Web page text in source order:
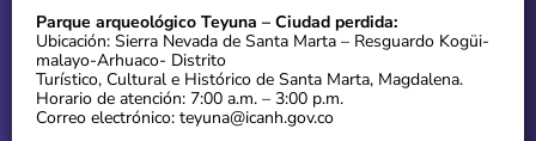
Parque arqueológico Teyuna – Ciudad perdida:
Ubicación: Sierra Nevada de Santa Marta – Resguardo Kogüi-
malayo-Arhuaco- Distrito
Turístico, Cultural e Histórico de Santa Marta, Magdalena.
Horario de atención: 7:00 a.m. – 3:00 p.m.
Correo electrónico: teyuna@icanh.gov.co